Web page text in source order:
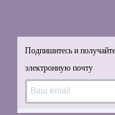
Подпишитесь и
электронную почту